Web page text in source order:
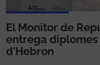
El Monitor de
entrega diplomes
d'Hebron